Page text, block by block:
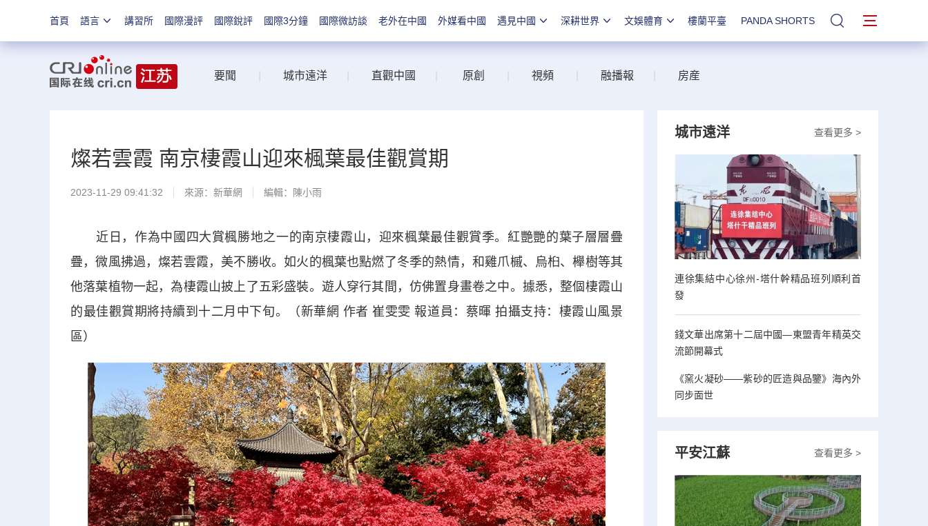
首頁 語言 講習所 國際漫評 國際銳評 國際3分鐘 國際微訪談 老外在中國 外媒看中國 遇見中國 深耕世界 文娛體育 樓蘭平臺 PANDA SHORTS 站內搜索
要聞 城市遠洋 直觀中國 原創 視頻 融播報 房産
燦若雲霞 南京棲霞山迎來楓葉最佳觀賞期
2023-11-29 09:41:32 來源： 新華網 編輯：陳小雨
近日，作為中國四大賞楓勝地之一的南京棲霞山，迎來楓葉最佳觀賞季。紅艷艷的葉子層層疊
疊，微風拂過，燦若雲霞，美不勝收。如火的楓葉也點燃了冬季的熱情，和雞爪槭、烏桕、櫸樹等其
他落葉植物一起，為棲霞山披上了五彩盛裝。遊人穿行其間，仿佛置身畫卷之中。據悉，整個棲霞山
的最佳觀賞期將持續到十二月中下旬。（新華網 作者 崔雯雯 報道員：蔡暉 拍攝支持：棲霞山風景
區）
查看更多 >
城市遠洋
連徐集結中心徐州-塔什幹精品班列順利首
發
錢文華出席第十二屆中國—東盟青年精英交
流節開幕式
《窯火凝砂——紫砂的匠造與品鑒》海內外
同步面世
查看更多 >
平安江蘇